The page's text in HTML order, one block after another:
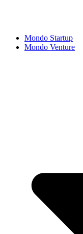
Mondo Startup
Mondo Venture